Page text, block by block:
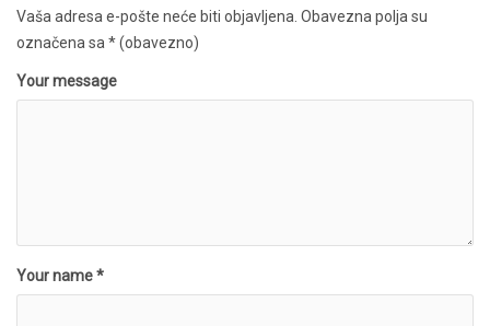
Vaša adresa e-pošte neće biti objavljena. Obavezna polja su
označena sa * (obavezno)
Your message
Your name *